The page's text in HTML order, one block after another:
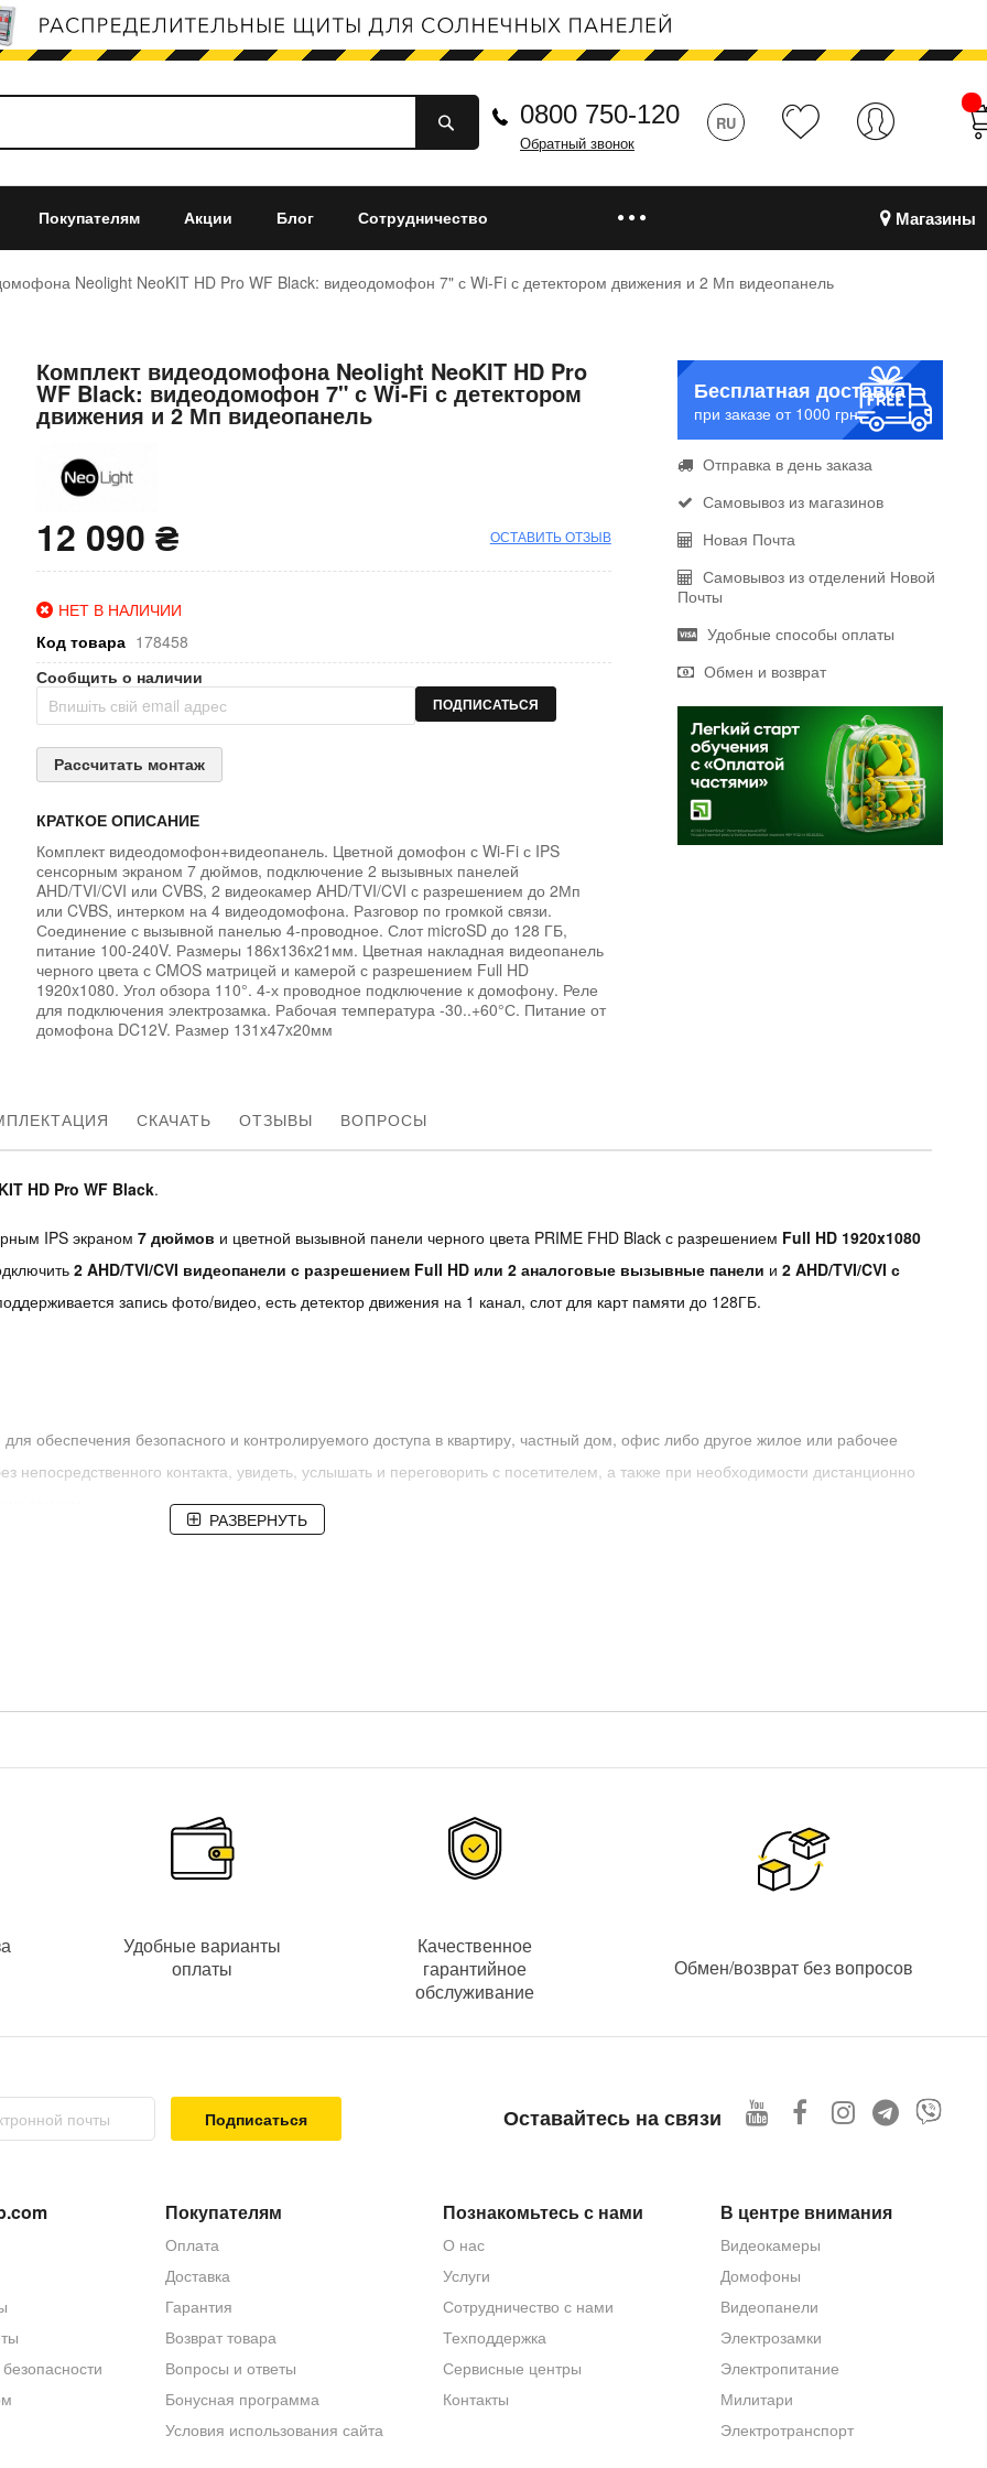
0800 750-120
Обратный звонок
RU
Покупателям Акции Блог Сотрудничество Магазины
Neolight NeoKIT HD Pro WF Black: видеодомофон 7" с Wi-Fi с детектором движения и 2 Мп видеопанель
Комплект видеодомофона Neolight NeoKIT HD Pro
WF Black: видеодомофон 7" с Wi-Fi с детектором
движения и 2 Мп видеопанель
12 090 ₴ ОСТАВИТЬ ОТЗЫВ
НЕТ В НАЛИЧИИ
Код товара 178458
Сообщить о наличии
ПОДПИСАТЬСЯ
Рассчитать монтаж
КРАТКОЕ ОПИСАНИЕ
Комплект видеодомофон+видеопанель. Цветной домофон с Wi-Fi с IPS
сенсорным экраном 7 дюймов, подключение 2 вызывных панелей
AHD/TVI/CVI или CVBS, 2 видеокамер AHD/TVI/CVI с разрешением до 2Мп
или CVBS, интерком на 4 видеодомофона. Разговор по громкой связи.
Соединение с вызывной панелью 4-проводное. Слот microSD до 128 ГБ,
питание 100-240V. Размеры 186x136x21мм. Цветная накладная видеопанель
черного цвета с CMOS матрицей и камерой с разрешением Full HD
1920x1080. Угол обзора 110°. 4-х проводное подключение к домофону. Реле
для подключения электрозамка. Рабочая температура -30..+60°С. Питание от
домофона DC12V. Размер 131x47x20мм
Бесплатная доставка
при заказе от 1000 грн.
Отправка в день заказа
Самовывоз из магазинов
Новая Почта
Самовывоз из отделений Новой
Почты
Удобные способы оплаты
Обмен и возврат
СКАЧАТЬ ОТЗЫВЫ ВОПРОСЫ
HD Pro WF Black.
IPS экраном 7 дюймов и цветной вызывной панели черного цвета PRIME FHD Black с разрешением Full HD 1920x1080
2 AHD/TVI/CVI видеопанели с разрешением Full HD или 2 аналоговые вызывные панели и 2 AHD/TVI/CVI с
запись фото/видео, есть детектор движения на 1 канал, слот для карт памяти до 128ГБ.
для обеспечения безопасного и контролируемого доступа в квартиру, частный дом, офис либо другое жилое или рабочее
контакта, увидеть, услышать и переговорить с посетителем, а также при необходимости дистанционно
при нестабильном сигнале Wi-Fi;
до 1920х1080
по движению
, а также по расписанию и вручную;
связи (
HandsFree);
1920x1080;
110°;
РАЗВЕРНУТЬ
Удобные варианты
оплаты
Качественное
гарантийное
обслуживание
Обмен/возврат без вопросов
Подписаться Оставайтесь на связи
Покупателям
Оплата
Доставка
Гарантия
Возврат товара
Вопросы и ответы
Бонусная программа
Условия использования сайта
Познакомьтесь с нами
О нас
Услуги
Сотрудничество с нами
Техподдержка
Сервисные центры
Контакты
В центре внимания
Видеокамеры
Домофоны
Видеопанели
Электрозамки
Электропитание
Милитари
Электротранспорт